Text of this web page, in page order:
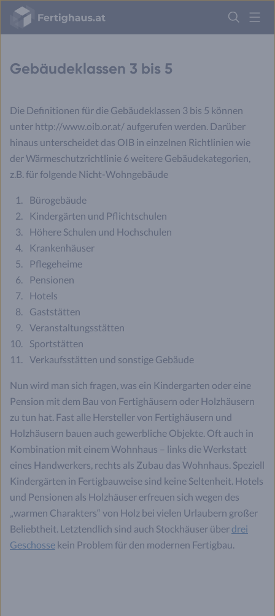
Fertighaus
Logo
Gebäudeklassen 3 bis 5
Die Definitionen für die Gebäudeklassen 3 bis 5 können
unter http://www.oib.or.at/ aufgerufen werden. Darüber
hinaus unterscheidet das OIB in einzelnen Richtlinien wie
der Wärmeschutzrichtlinie 6 weitere Gebäudekategorien,
z.B. für folgende Nicht-Wohngebäude
Bürogebäude
Kindergärten und Pflichtschulen
Höhere Schulen und Hochschulen
Krankenhäuser
Pflegeheime
Pensionen
Hotels
Gaststätten
Veranstaltungsstätten
Sportstätten
Verkaufsstätten und sonstige Gebäude
Nun wird man sich fragen, was ein Kindergarten oder eine
Pension mit dem Bau von Fertighäusern oder Holzhäusern
zu tun hat. Fast alle Hersteller von Fertighäusern und
Holzhäusern bauen auch gewerbliche Objekte. Oft auch in
Kombination mit einem Wohnhaus – links die Werkstatt
eines Handwerkers, rechts als Zubau das Wohnhaus. Speziell
Kindergärten in Fertigbauweise sind keine Seltenheit. Hotels
und Pensionen als Holzhäuser erfreuen sich wegen des
„warmen Charakters“ von Holz bei vielen Urlaubern großer
Beliebtheit. Letztendlich sind auch Stockhäuser über drei
Geschosse kein Problem für den modernen Fertigbau.